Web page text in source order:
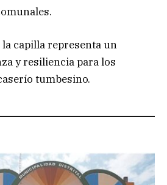
capilla representa un
y resiliencia para los
tumbesino.